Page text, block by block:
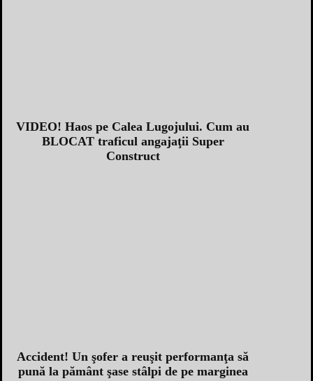
VIDEO! Haos pe Calea Lugojului. Cum au
BLOCAT traficul angajaţii Super
Construct
Accident! Un şofer a reuşit performanţa să
pună la pământ şase stâlpi de pe marginea